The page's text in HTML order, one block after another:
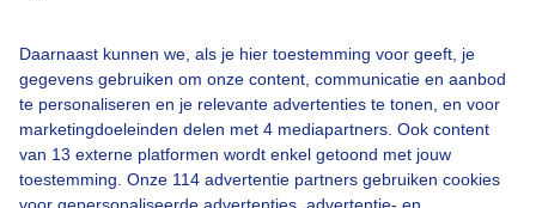
Daarnaast kunnen we, als je hier toestemming voor geeft, je
gegevens gebruiken om onze content, communicatie en aanbod
te personaliseren en je relevante advertenties te tonen, en voor
marketingdoeleinden delen met 4 mediapartners. Ook content
van 13 externe platformen wordt enkel getoond met jouw
toestemming. Onze 114 advertentie partners gebruiken cookies
Een moment geduld aub...